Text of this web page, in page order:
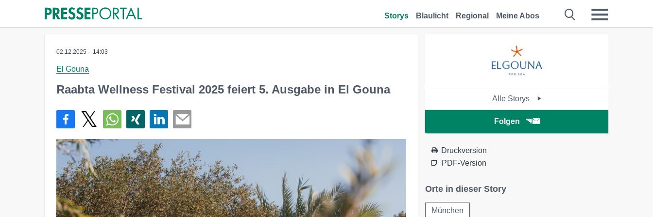
Storys Blaulicht Regional Meine Abos
02.12.2025 – 14:03
El Gouna
Raabta Wellness Festival 2025 feiert 5. Ausgabe in El Gouna
Alle Storys
Folgen
Druckversion
PDF-Version
Orte in dieser Story
München